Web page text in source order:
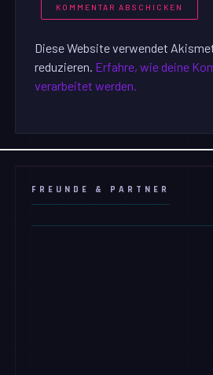
Diese Website verwendet
reduzieren. Erfahre, wie deine
verarbeitet werden.
FREUNDE & PARTNER